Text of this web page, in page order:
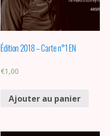
Édition 2018 – Carte n°1 EN
€1,00
Ajouter au panier